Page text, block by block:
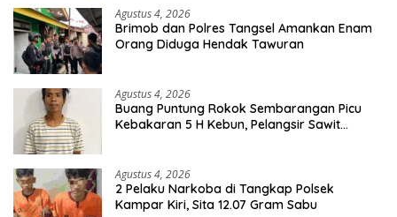
Agustus 4, 2026
Brimob dan Polres Tangsel Amankan Enam
Orang Diduga Hendak Tawuran
Agustus 4, 2026
Buang Puntung Rokok Sembarangan Picu
Kebakaran 5 H Kebun, Pelangsir Sawit
Agustus 4, 2026
2 Pelaku Narkoba di Tangkap Polsek
Kampar Kiri, Sita 12.07 Gram Sabu